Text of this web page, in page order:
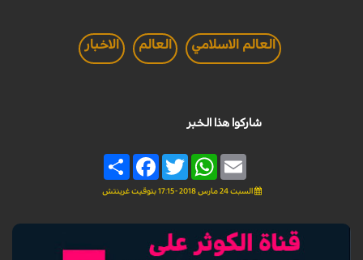
العالم الاسلامي العالم الاخبار
شاركوا هذا الخبر
Share
FacebookTwitter
WhatsAppEmail
السبت 24 مارس 2018 - 17:15 بتوقيت غرينتش